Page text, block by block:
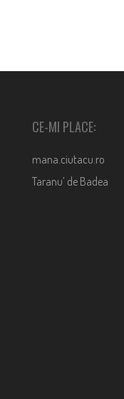
CE-MI PLACE:
mana.ciutacu.ro
Taranu’ de Badea